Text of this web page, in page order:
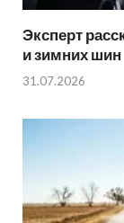
Эксперт
и зимних шин
31.07.2026